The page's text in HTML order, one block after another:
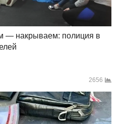
— накрываем: полиция в
2656